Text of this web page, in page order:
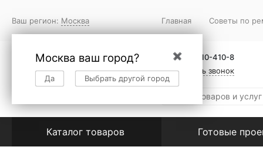
Ваш регион: Москва
✖
Москва ваш город?
Да Выбрать другой город
Главная Советы по
+7 (495) 410-410-8
Заказать звонок
Каталог товаров Готовые